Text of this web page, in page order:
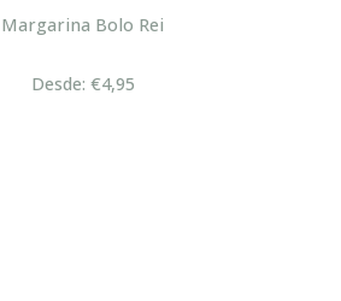
Margarina Bolo Rei
Desde: €4,95